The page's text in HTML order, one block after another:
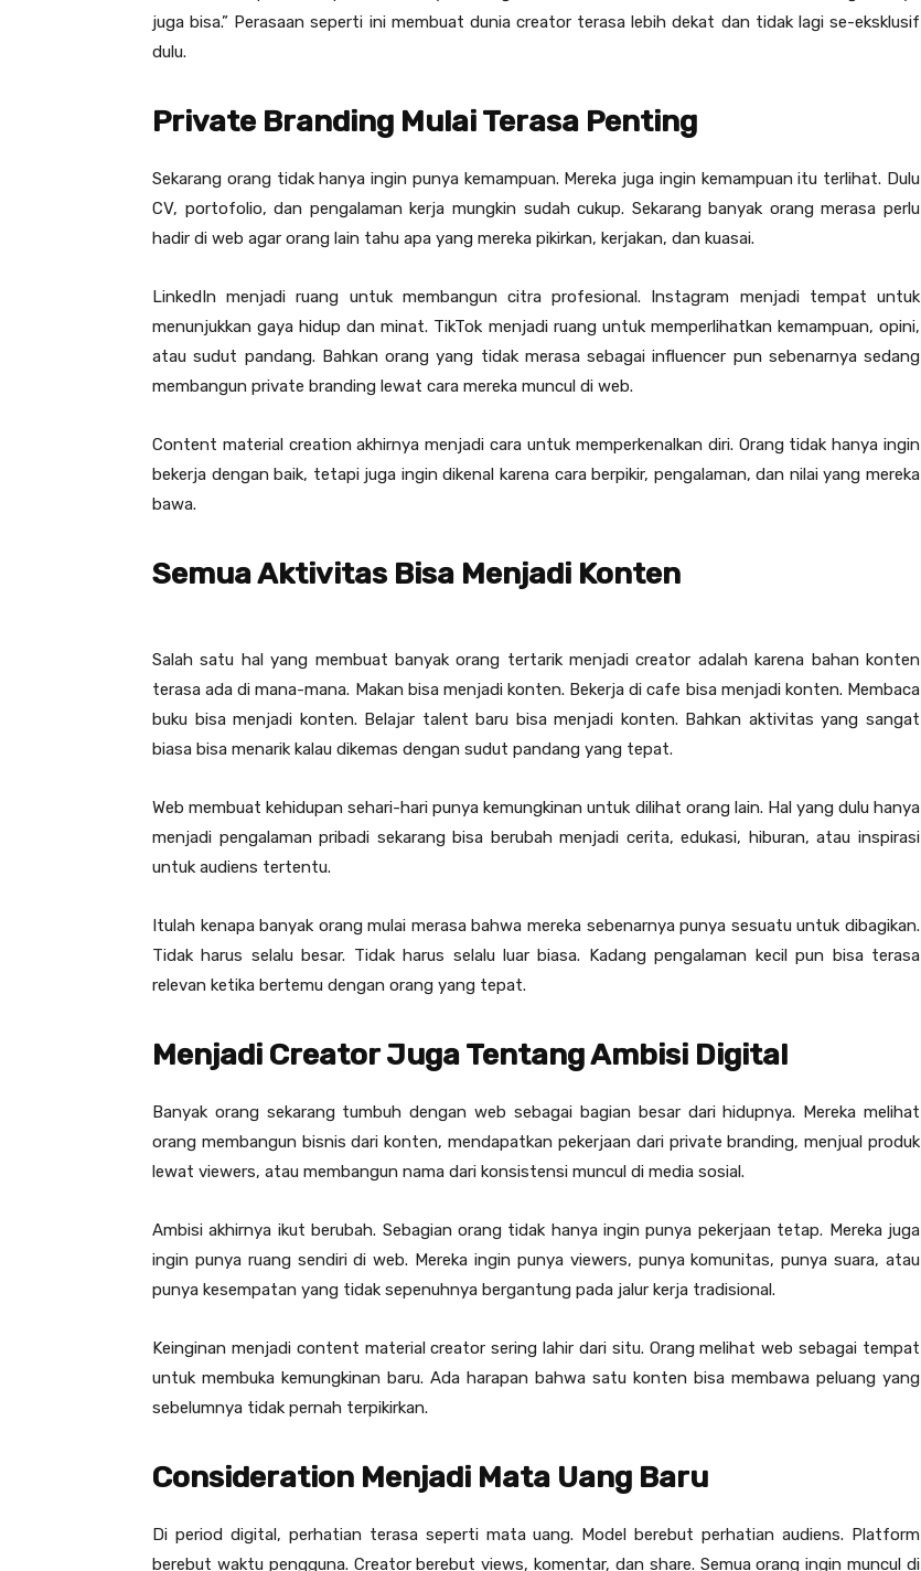
juga bisa.” Perasaan seperti ini membuat dunia creator terasa lebih dekat dan tidak lagi se-eksklusif
dulu.
Private Branding Mulai Terasa Penting
Sekarang orang tidak hanya ingin punya kemampuan. Mereka juga ingin kemampuan itu terlihat. Dulu
CV, portofolio, dan pengalaman kerja mungkin sudah cukup. Sekarang banyak orang merasa perlu
hadir di web agar orang lain tahu apa yang mereka pikirkan, kerjakan, dan kuasai.
LinkedIn menjadi ruang untuk membangun citra profesional. Instagram menjadi tempat untuk
menunjukkan gaya hidup dan minat. TikTok menjadi ruang untuk memperlihatkan kemampuan, opini,
atau sudut pandang. Bahkan orang yang tidak merasa sebagai influencer pun sebenarnya sedang
membangun private branding lewat cara mereka muncul di web.
Content material creation akhirnya menjadi cara untuk memperkenalkan diri. Orang tidak hanya ingin
bekerja dengan baik, tetapi juga ingin dikenal karena cara berpikir, pengalaman, dan nilai yang mereka
bawa.
Semua Aktivitas Bisa Menjadi Konten
Salah satu hal yang membuat banyak orang tertarik menjadi creator adalah karena bahan konten
terasa ada di mana-mana. Makan bisa menjadi konten. Bekerja di cafe bisa menjadi konten. Membaca
buku bisa menjadi konten. Belajar talent baru bisa menjadi konten. Bahkan aktivitas yang sangat
biasa bisa menarik kalau dikemas dengan sudut pandang yang tepat.
Web membuat kehidupan sehari-hari punya kemungkinan untuk dilihat orang lain. Hal yang dulu hanya
menjadi pengalaman pribadi sekarang bisa berubah menjadi cerita, edukasi, hiburan, atau inspirasi
untuk audiens tertentu.
Itulah kenapa banyak orang mulai merasa bahwa mereka sebenarnya punya sesuatu untuk dibagikan.
Tidak harus selalu besar. Tidak harus selalu luar biasa. Kadang pengalaman kecil pun bisa terasa
relevan ketika bertemu dengan orang yang tepat.
Menjadi Creator Juga Tentang Ambisi Digital
Banyak orang sekarang tumbuh dengan web sebagai bagian besar dari hidupnya. Mereka melihat
orang membangun bisnis dari konten, mendapatkan pekerjaan dari private branding, menjual produk
lewat viewers, atau membangun nama dari konsistensi muncul di media sosial.
Ambisi akhirnya ikut berubah. Sebagian orang tidak hanya ingin punya pekerjaan tetap. Mereka juga
ingin punya ruang sendiri di web. Mereka ingin punya viewers, punya komunitas, punya suara, atau
punya kesempatan yang tidak sepenuhnya bergantung pada jalur kerja tradisional.
Keinginan menjadi content material creator sering lahir dari situ. Orang melihat web sebagai tempat
untuk membuka kemungkinan baru. Ada harapan bahwa satu konten bisa membawa peluang yang
sebelumnya tidak pernah terpikirkan.
Consideration Menjadi Mata Uang Baru
Di period digital, perhatian terasa seperti mata uang. Model berebut perhatian audiens. Platform
berebut waktu pengguna. Creator berebut views, komentar, dan share. Semua orang ingin muncul di